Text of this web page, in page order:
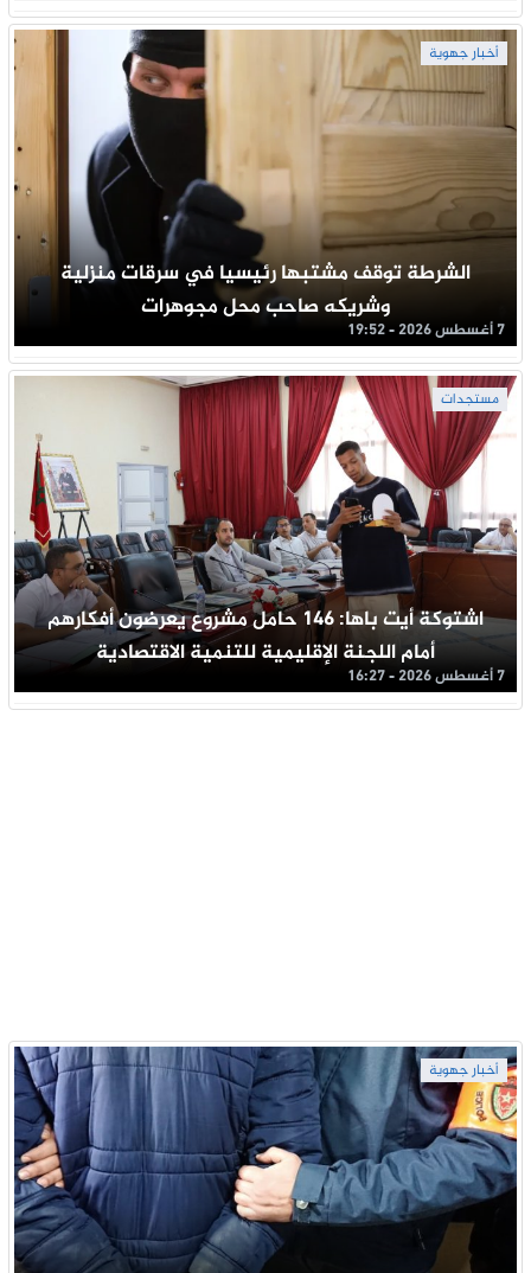
أخبار جهوية
الشرطة توقف مشتبها رئيسيا في سرقات منزلية
وشريكه صاحب محل مجوهرات
7 أغسطس 2026 - 19:52
مستجدات
اشتوكة أيت باها: 146 حامل مشروع يعرضون أفكارهم
أمام اللجنة الإقليمية للتنمية الاقتصادية
7 أغسطس 2026 - 16:27
أخبار جهوية